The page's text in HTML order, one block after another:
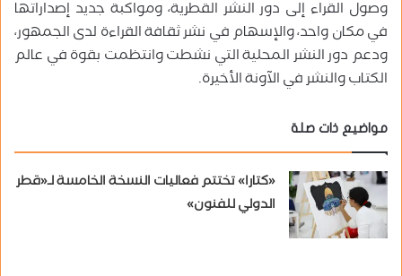
وصول القراء إلى دور النشر القطرية، ومواكبة جديد إصداراتها
في مكان واحد، والإسهام في نشر ثقافة القراءة لدى الجمهور،
ودعم دور النشر المحلية التي نشطت وانتظمت بقوة في عالم
الكتاب والنشر في الآونة الأخيرة.
مواضيع ذات صلة
«كتارا» تختتم فعاليات النسخة الخامسة لـ«قطر
الدولي للفنون»